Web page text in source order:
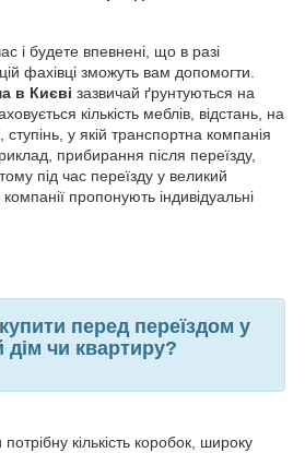
і будете впевнені, що в разі
фахівці зможуть вам допомогти.
в Києві зазвичай ґрунтуються на
кількість меблів, відстань, на
у якій транспортна компанія
прибирання після переїзду,
під час переїзду у великий
пропонують індивідуальні
перед переїздом у
дім чи квартиру?
кількість коробок, широку